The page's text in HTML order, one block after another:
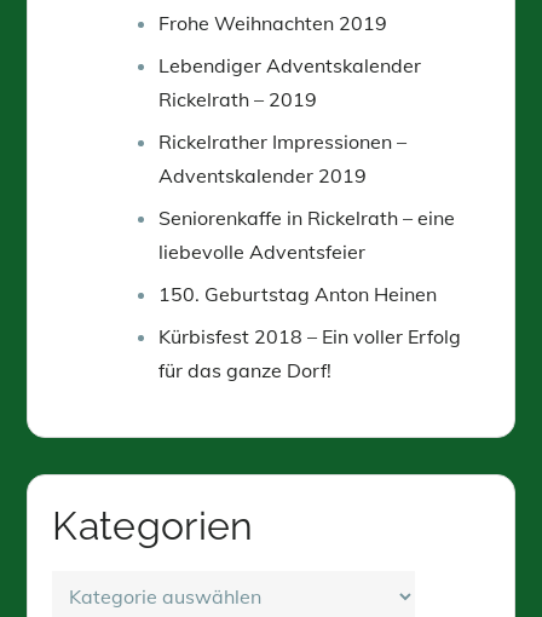
Frohe Weihnachten 2019
Lebendiger Adventskalender
Rickelrath – 2019
Rickelrather Impressionen –
Adventskalender 2019
Seniorenkaffe in Rickelrath – eine
liebevolle Adventsfeier
150. Geburtstag Anton Heinen
Kürbisfest 2018 – Ein voller Erfolg
für das ganze Dorf!
Kategorien
Kategorien